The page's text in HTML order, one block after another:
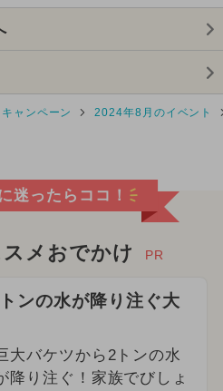
ト
ャンペーン 2024年8月のイベント
迷ったらココ！
メおでかけ PR
ンの水が降り注ぐ大
大バケツから2トンの水
降り注ぐ！家族でびしょ